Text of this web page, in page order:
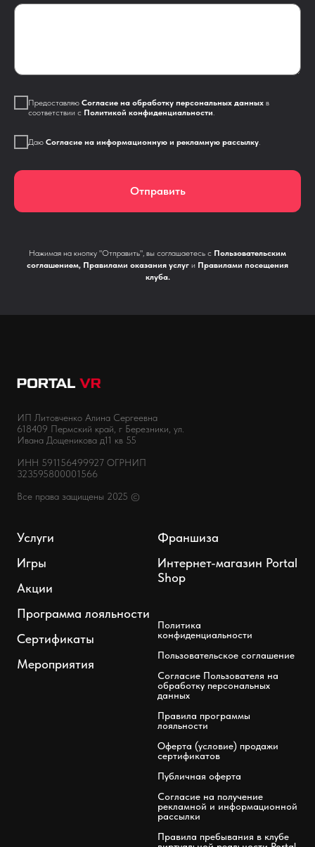
Предоставляю Согласие на обработку персональных данных в
соответствии с Политикой конфиденциальности.
Даю Согласие на информационную и рекламную рассылку
Отправить
Нажимая на кнопку "Отправить", вы соглашаетесь с Пользовательским
соглашением, Правилами оказания услуг и Правилами посещения
клуба.
ИП Литовченко Алина Сергеевна
618409 Пермский край, г Березники, ул.
Ивана Дощеникова д11 кв 55
ИНН 591156499927 ОГРНИП
323595800001566
Все права защищены 2025 ©
Услуги
Игры
Акции
Программа лояльности
Сертификаты
Мероприятия
Франшиза
Интернет-магазин Portal
Shop
Политика
конфиденциальности
Пользовательское соглашение
Согласие Пользователя на
обработку персональных
данных
Правила программы
лояльности
Оферта (условие) продажи
сертификатов
Публичная оферта
Согласие на получение
рекламной и информационной
рассылки
Правила пребывания в клубе